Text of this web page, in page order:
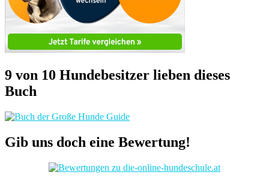
9 von 10 Hundebesitzer lieben dieses
Buch
Gib uns doch eine Bewertung!